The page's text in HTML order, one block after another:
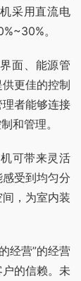
采用直流电
。
面、能源管
更佳的控制
者能够连接
和管理。
可带来灵活
受到均匀分
，为室内装
经营”的经营
的信赖。未